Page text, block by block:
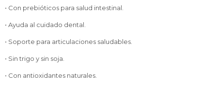
• Con prebióticos para salud intestinal.
• Ayuda al cuidado dental.
• Soporte para articulaciones saludables.
• Sin trigo y sin soja.
• Con antioxidantes naturales.